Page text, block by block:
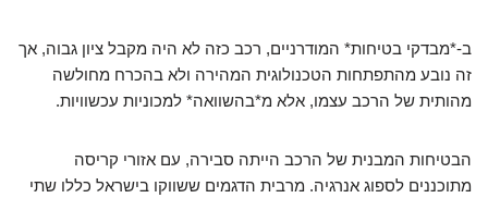
ב-*מבדקי בטיחות* המודרניים, רכב כזה לא היה מקבל ציון גבוה, אך
זה נובע מהתפתחות הטכנולוגית המהירה ולא בהכרח מחולשה
מהותית של הרכב עצמו, אלא מ*בהשוואה* למכוניות עכשוויות.
הבטיחות המבנית של הרכב הייתה סבירה, עם אזורי קריסה
מתוכננים לספוג אנרגיה. מרבית הדגמים ששווקו בישראל כללו שתי